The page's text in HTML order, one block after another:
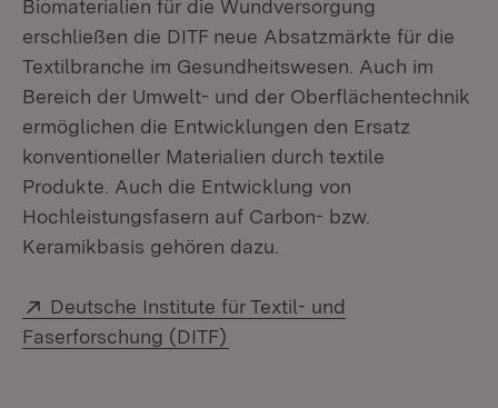
Biomaterialien für die Wundversorgung
erschließen die DITF neue Absatzmärkte für die
Textilbranche im Gesundheitswesen. Auch im
Bereich der Umwelt- und der Oberflächentechnik
ermöglichen die Entwicklungen den Ersatz
konventioneller Materialien durch textile
Produkte. Auch die Entwicklung von
Hochleistungsfasern auf Carbon- bzw.
Keramikbasis gehören dazu.
Extern:
Deutsche Institute für Textil- und
Faserforschung (DITF)